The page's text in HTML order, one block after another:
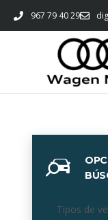
967 79 40 29
Tipos de